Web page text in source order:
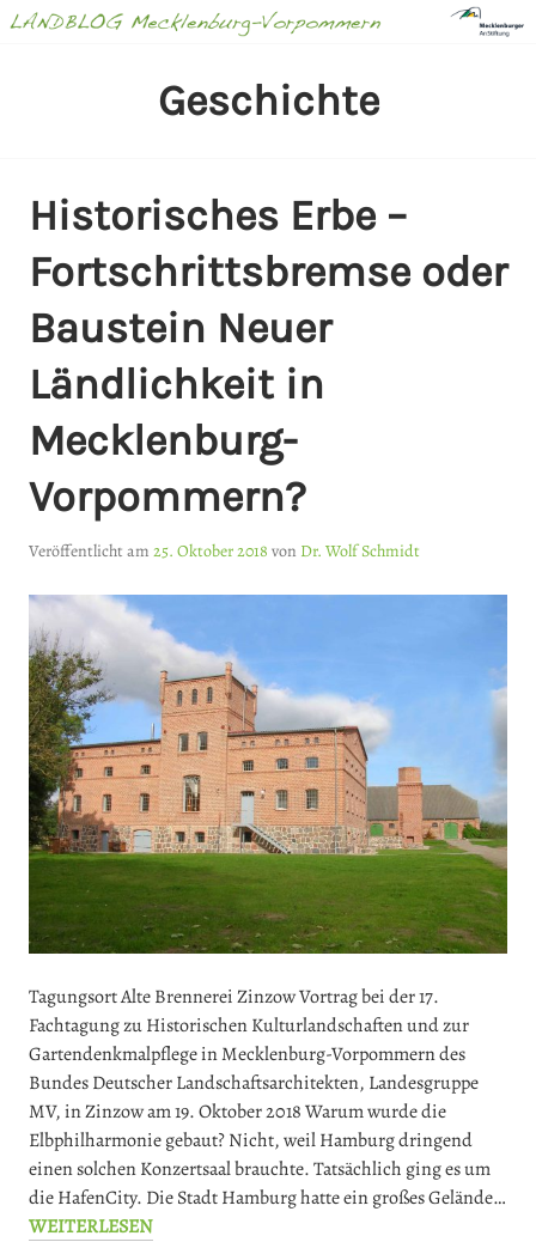
Springe
LANDBLOG
VORPOMMERN
Geschichte
Historisches Erbe –
Fortschrittsbremse oder
Baustein Neuer
Ländlichkeit in
Mecklenburg-
Vorpommern?
Veröffentlicht am 25. Oktober 2018 von Dr. Wolf Schmidt
Tagungsort Alte Brennerei Zinzow Vortrag bei der 17.
Fachtagung zu Historischen Kulturlandschaften und zur
Gartendenkmalpflege in Mecklenburg-Vorpommern des
Bundes Deutscher Landschaftsarchitekten, Landesgruppe
MV, in Zinzow am 19. Oktober 2018 Warum wurde die
Elbphilharmonie gebaut? Nicht, weil Hamburg dringend
einen solchen Konzertsaal brauchte. Tatsächlich ging es um
die HafenCity. Die Stadt Hamburg hatte ein großes Gelände…
WEITERLESEN